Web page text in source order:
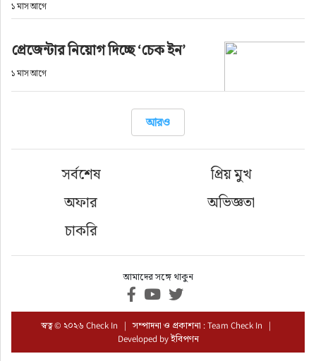
১ মাস আগে
প্রেজেন্টার নিয়োগ দিচ্ছে ‘চেক ইন’
১ মাস আগে
আরও
সর্বশেষ
প্রিয় মুখ
অফার
অভিজ্ঞতা
চাকরি
আমাদের সঙ্গে থাকুন
স্বত্ব © ২০২৬ Check In | সম্পাদনা ও প্রকাশনা : Team Check In |
Developed byইবিপণন